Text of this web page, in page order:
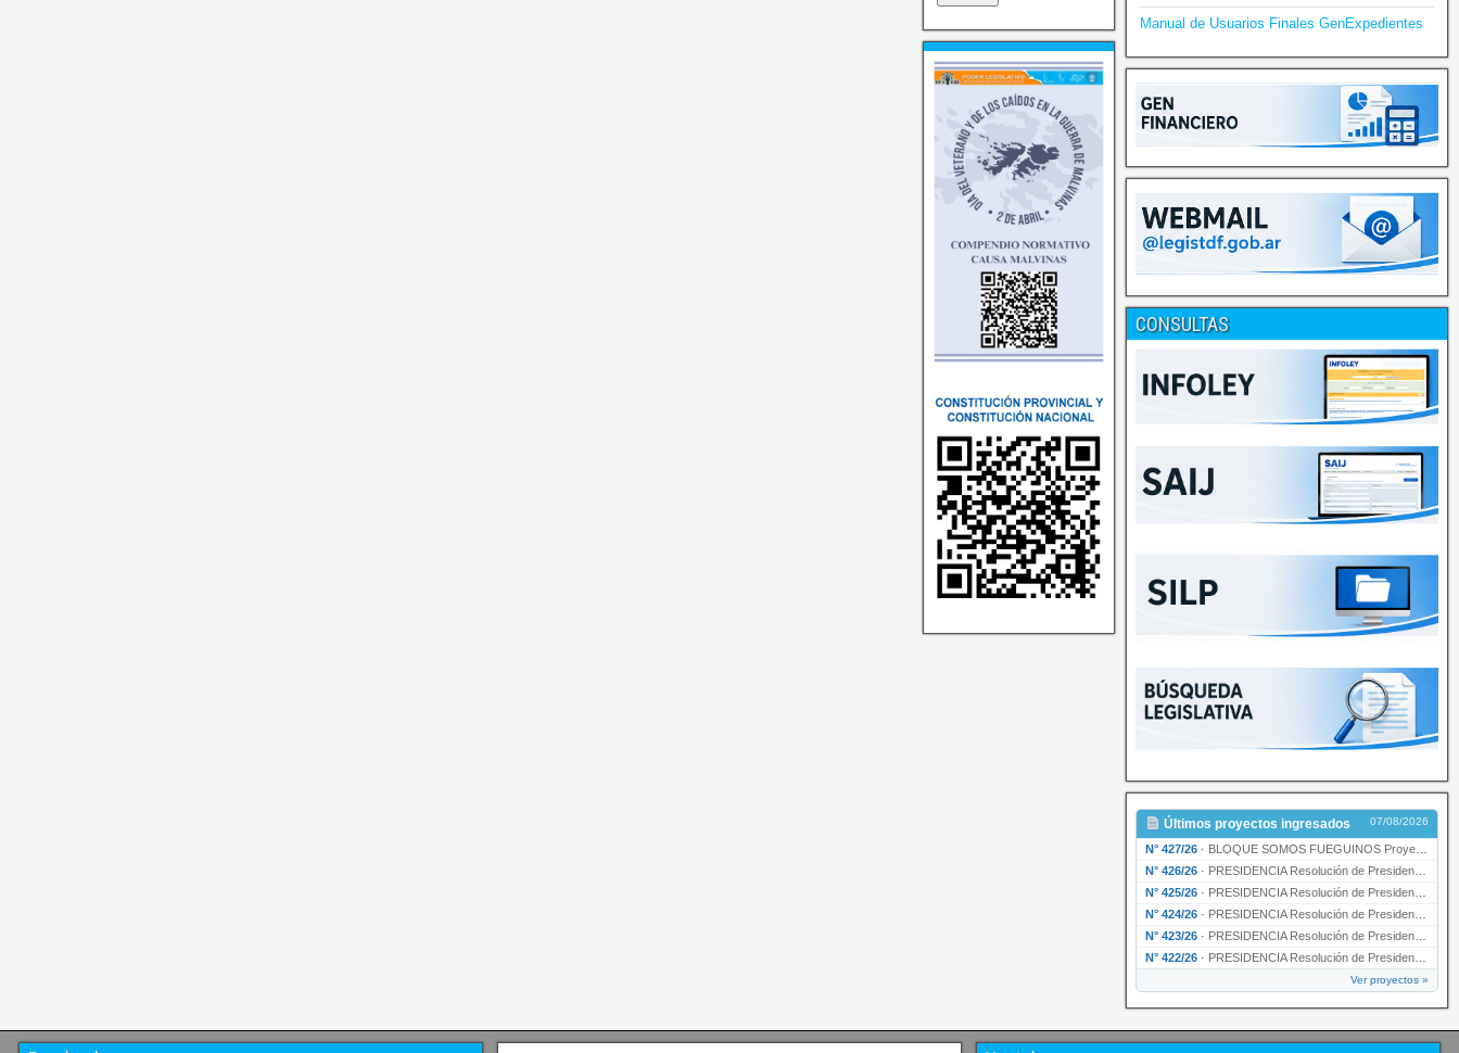
Manual de Usuarios Finales GenExpedientes
CONSULTAS
Últimos proyectos ingresados 07/08/2026
N° 427/26 · BLOQUE SOMOS FUEGUINOS Proyecto de Declaración declarando de interés provincial PRESIDENCI…
N° 426/26 · PRESIDENCIA Resolución de Presidencia N° 216/26 declarando de interés provincial la labor …
N° 425/26 · PRESIDENCIA Resolución de Presidencia N° 212/26 declarando de interés provincial el “50° A…
N° 424/26 · PRESIDENCIA Resolución de Presidencia Nº 210/26 declarando de interés provincial el proyec…
N° 423/26 · PRESIDENCIA Resolución de Presidencia Nº 209/26 declarando de interés provincial la presen…
N° 422/26 · PRESIDENCIA Resolución de Presidencia N° 200/26 para su ratificación.
Ver proyectos »